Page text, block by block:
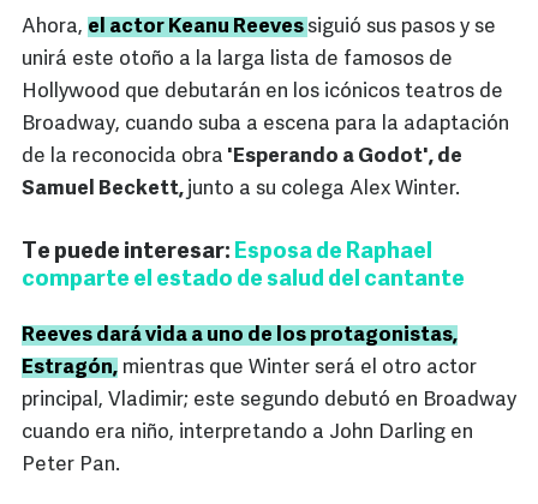
Ahora, el actor Keanu Reevessiguió sus pasos y se
unirá este otoño a la larga lista de famosos de
Hollywood que debutarán en los icónicos teatros de
Broadway, cuando suba a escena para la adaptación
de la reconocida obra 'Esperando a Godot', de
Samuel Beckett, junto a su colega Alex Winter.
Te puede interesar: Esposa de Raphael
comparte el estado de salud del cantante
Reeves dará vida a uno de los protagonistas,
Estragón, mientras que Winter será el otro actor
principal, Vladimir; este segundo debutó en Broadway
cuando era niño, interpretando a John Darling en
Peter Pan.